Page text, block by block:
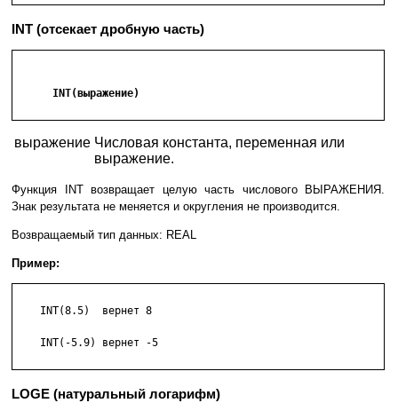
INT (отсекает дробную часть)
      INT(выражение)
выражение Числовая константа, переменная или
выражение.
Функция INT возвращает целую часть числового ВЫРАЖЕНИЯ.
Знак результата не меняется и округления не производится.
Возвращаемый тип данных: REAL
Пример:
    INT(8.5)  вернет 8
    INT(-5.9) вернет -5
LOGE (натуральный логарифм)